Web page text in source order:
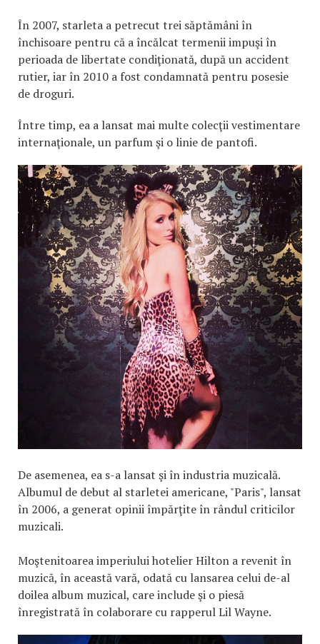
În 2007, starleta a petrecut trei săptămâni în
închisoare pentru că a încălcat termenii impuşi în
perioada de libertate condiţionată, după un accident
rutier, iar în 2010 a fost condamnată pentru posesie
de droguri.
Între timp, ea a lansat mai multe colecţii vestimentare
internaţionale, un parfum şi o linie de pantofi.
De asemenea, ea s-a lansat şi în industria muzicală.
Albumul de debut al starletei americane, "Paris", lansat
în 2006, a generat opinii împărţite în rândul criticilor
muzicali.
Moştenitoarea imperiului hotelier Hilton a revenit în
muzică, în această vară, odată cu lansarea celui de-al
doilea album muzical, care include şi o piesă
înregistrată în colaborare cu rapperul Lil Wayne.